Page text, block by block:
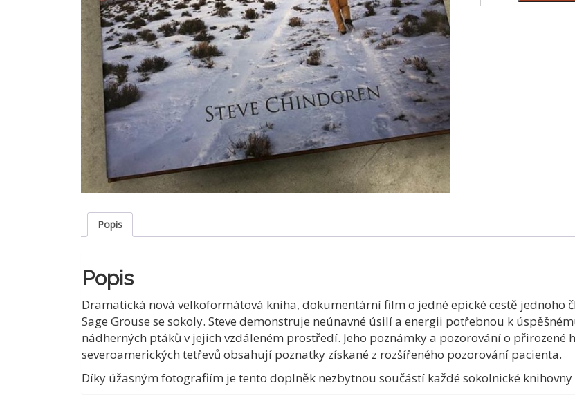
Popis
Popis
Dramatická nová velkoformátová kniha, dokumentární film o jedné epické cestě jednoho
Sage Grouse se sokoly. Steve demonstruje neúnavné úsilí a energii potřebnou k
nádherných ptáků v jejich vzdáleném prostředí. Jeho poznámky a pozorování o přirozené
severoamerických tetřevů obsahují poznatky získané z rozšířeného pozorování pacienta.
Díky úžasným fotografiím je tento doplněk nezbytnou součástí každé sokolnické